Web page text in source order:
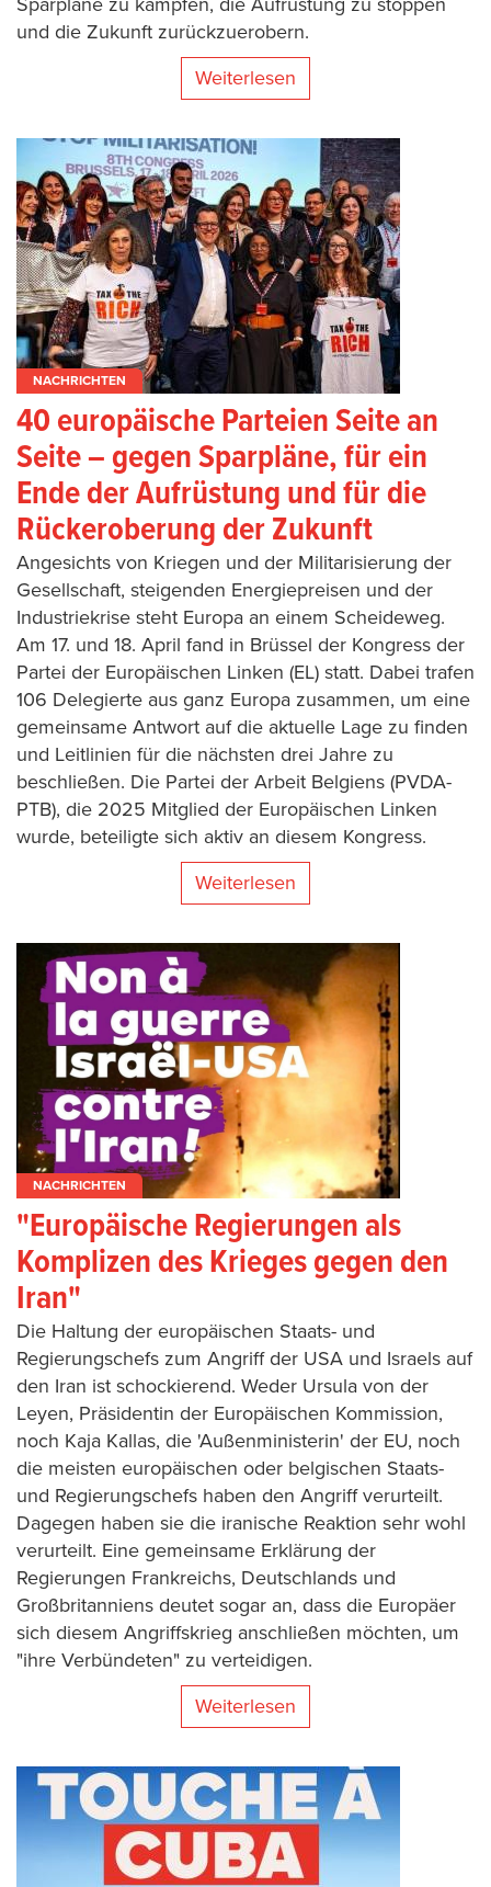
und die Zukunft zurückzuerobern.
Weiterlesen
NACHRICHTEN
40 europäische Parteien Seite an
Seite – gegen Sparpläne, für ein
Ende der Aufrüstung und für die
Rückeroberung der Zukunft
Angesichts von Kriegen und der Militarisierung der
Gesellschaft, steigenden Energiepreisen und der
Industriekrise steht Europa an einem Scheideweg.
Am 17. und 18. April fand in Brüssel der Kongress der
Partei der Europäischen Linken (EL) statt. Dabei trafen
106 Delegierte aus ganz Europa zusammen, um eine
gemeinsame Antwort auf die aktuelle Lage zu finden
und Leitlinien für die nächsten drei Jahre zu
beschließen. Die Partei der Arbeit Belgiens (PVDA-
PTB), die 2025 Mitglied der Europäischen Linken
wurde, beteiligte sich aktiv an diesem Kongress.
Weiterlesen
NACHRICHTEN
"Europäische Regierungen als
Komplizen des Krieges gegen den
Iran"
Die Haltung der europäischen Staats- und
Regierungschefs zum Angriff der USA und Israels auf
den Iran ist schockierend. Weder Ursula von der
Leyen, Präsidentin der Europäischen Kommission,
noch Kaja Kallas, die 'Außenministerin' der EU, noch
die meisten europäischen oder belgischen Staats-
und Regierungschefs haben den Angriff verurteilt.
Dagegen haben sie die iranische Reaktion sehr wohl
verurteilt. Eine gemeinsame Erklärung der
Regierungen Frankreichs, Deutschlands und
Großbritanniens deutet sogar an, dass die Europäer
sich diesem Angriffskrieg anschließen möchten, um
"ihre Verbündeten" zu verteidigen.
Weiterlesen